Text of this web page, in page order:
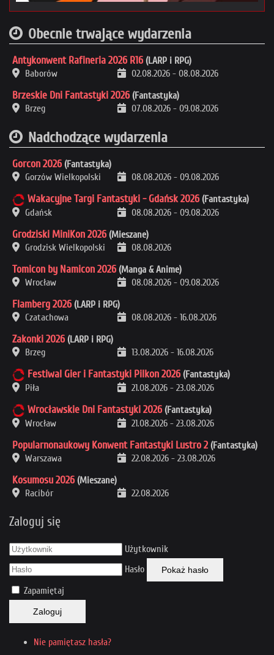
Obecnie trwające wydarzenia
Antykonwent Rafineria 2026 R16 (LARP i RPG)
Baborów
02.08.2026 - 08.08.2026
Brzeskie Dni Fantastyki 2026 (Fantastyka)
Brzeg
07.08.2026 - 09.08.2026
Nadchodzące wydarzenia
Gorcon 2026 (Fantastyka)
Gorzów Wielkopolski
08.08.2026 - 09.08.2026
Wakacyjne Targi Fantastyki - Gdańsk 2026 (Fantastyka)
Gdańsk
08.08.2026 - 09.08.2026
Grodziski MiniKon 2026 (Mieszane)
Grodzisk Wielkopolski
08.08.2026
Tomicon by Namicon 2026 (Manga & Anime)
Wrocław
08.08.2026 - 09.08.2026
Flamberg 2026 (LARP i RPG)
Czatachowa
08.08.2026 - 16.08.2026
Zakonki 2026 (LARP i RPG)
Brzeg
13.08.2026 - 16.08.2026
Festiwal Gier i Fantastyki Pilkon 2026 (Fantastyka)
Piła
21.08.2026 - 23.08.2026
Wrocławskie Dni Fantastyki 2026 (Fantastyka)
Wrocław
21.08.2026 - 23.08.2026
Popularnonaukowy Konwent Fantastyki Lustro 2 (Fantastyka)
Warszawa
22.08.2026 - 23.08.2026
Kosumosu 2026 (Mieszane)
Racibór
22.08.2026
Zaloguj się
Użytkownik
Hasło
Pokaż hasło
Zapamiętaj
Zaloguj
Nie pamiętasz hasła?